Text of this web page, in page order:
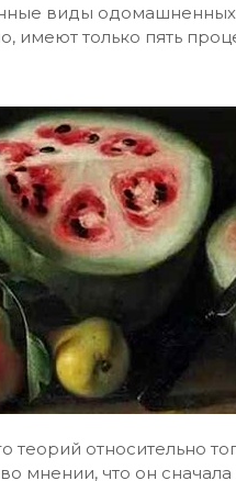
виды одомашненных
имеют только пять
теорий относительно
мнении, что он